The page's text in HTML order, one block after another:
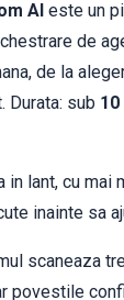
AI este un
de
de la
Durata: sub
lant, cu mai
inainte sa
scaneaza
povestile